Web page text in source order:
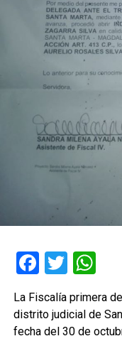
Facebook
La Fiscalía primera
distrito judicial de
fecha del 30 de